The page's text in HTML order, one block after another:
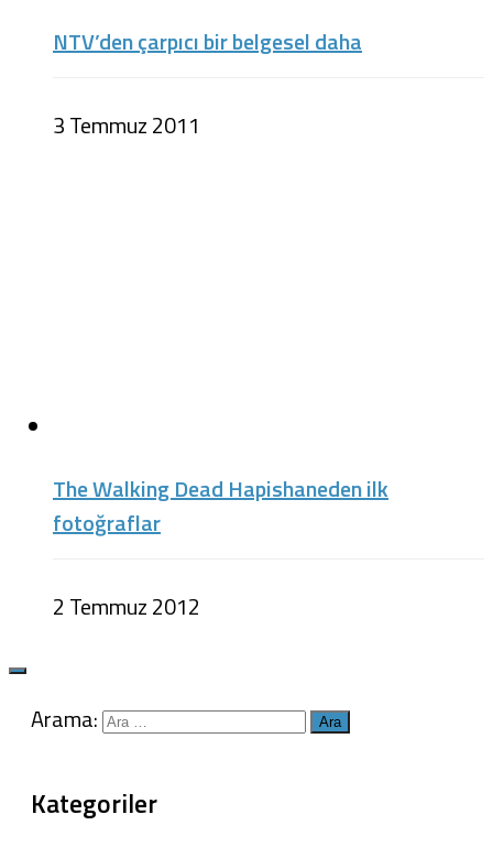
NTV’den çarpıcı bir belgesel daha
3 Temmuz 2011
The Walking Dead Hapishaneden ilk
fotoğraflar
2 Temmuz 2012
Arama:
Kategoriler